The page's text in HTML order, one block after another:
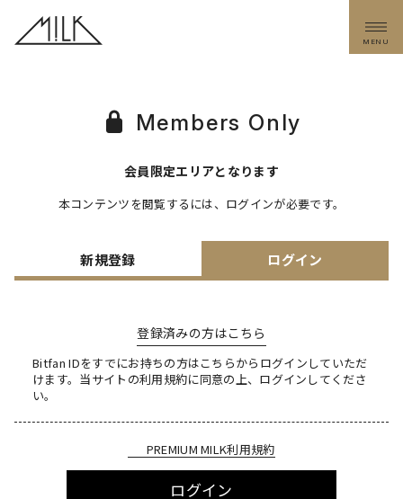
MENU
Members Only
会員限定エリアとなります
本コンテンツを閲覧するには、ログインが必要です。
新規登録 ログイン
登録済みの方はこちら
Bitfan IDをすでにお持ちの方はこちらからログインしていただ
けます。 当サイトの利用規約に同意の上、ログインしてくださ
い。
PREMIUM MILK利用規約
ログイン